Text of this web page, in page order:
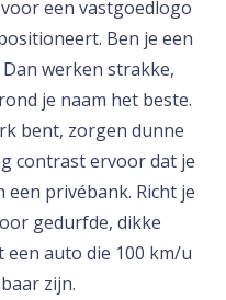
een vastgoedlogo
Ben je een
werken strakke,
je naam het beste.
bent, zorgen dunne
contrast ervoor dat je
privébank. Richt je
gedurfde, dikke
auto die 100 km/u
zijn.